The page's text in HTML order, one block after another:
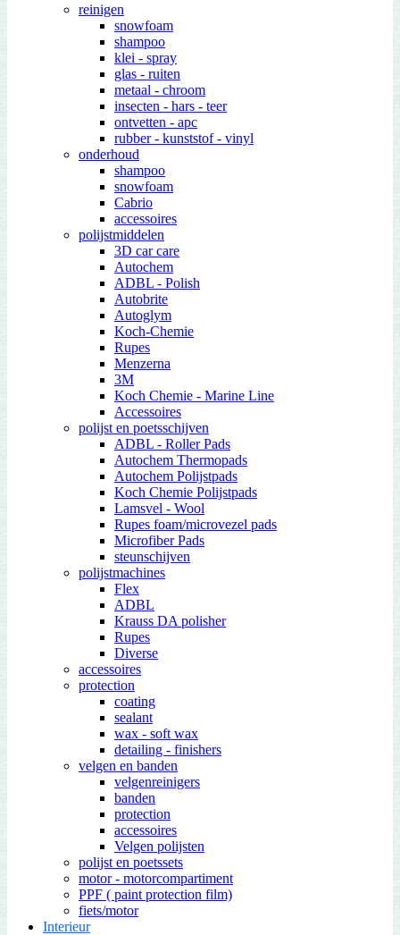
reinigen
snowfoam
shampoo
klei - spray
glas - ruiten
metaal - chroom
insecten - hars - teer
ontvetten - apc
rubber - kunststof - vinyl
onderhoud
shampoo
snowfoam
Cabrio
accessoires
polijstmiddelen
3D car care
Autochem
ADBL - Polish
Autobrite
Autoglym
Koch-Chemie
Rupes
Menzerna
3M
Koch Chemie - Marine Line
Accessoires
polijst en poetsschijven
ADBL - Roller Pads
Autochem Thermopads
Autochem Polijstpads
Koch Chemie Polijstpads
Lamsvel - Wool
Rupes foam/microvezel pads
Microfiber Pads
steunschijven
polijstmachines
Flex
ADBL
Krauss DA polisher
Rupes
Diverse
accessoires
protection
coating
sealant
wax - soft wax
detailing - finishers
velgen en banden
velgenreinigers
banden
protection
accessoires
Velgen polijsten
polijst en poetssets
motor - motorcompartiment
PPF ( paint protection film)
fiets/motor
Interieur